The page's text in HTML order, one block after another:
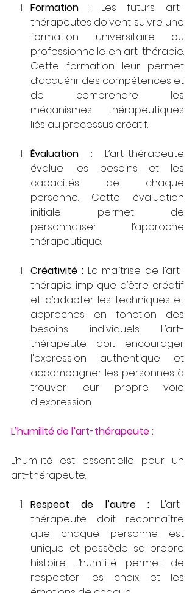
Formation : Les futurs art-
thérapeutes doivent suivre une
formation universitaire ou
professionnelle en art-thérapie.
Cette formation leur permet
d’acquérir des compétences et
de comprendre les
mécanismes thérapeutiques
liés au processus créatif.
Évaluation : L’art-thérapeute
évalue les besoins et les
capacités de chaque
personne. Cette évaluation
initiale permet de
personnaliser l’approche
thérapeutique.
Créativité : La maîtrise de l’art-
thérapie implique d’être créatif
et d’adapter les techniques et
approches en fonction des
besoins individuels. L’art-
thérapeute doit encourager
l'expression authentique et
accompagner les personnes à
trouver leur propre voie
d'expression.
L’humilité de l’art-thérapeute :
L’humilité est essentielle pour un
art-thérapeute.
Respect de l’autre : L’art-
thérapeute doit reconnaître
que chaque personne est
unique et possède sa propre
histoire. L’humilité permet de
respecter les choix et les